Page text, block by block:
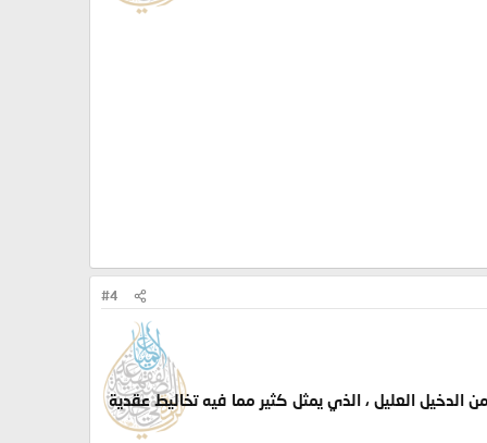
#4
العليل ، الذي يمثل كثير مما فيه تخاليط عقدية